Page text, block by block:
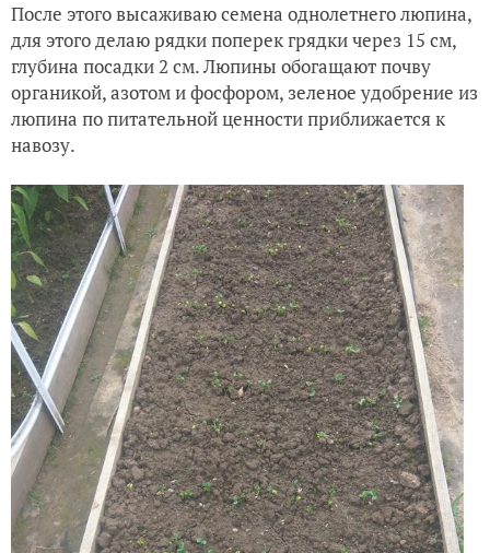
После этого высаживаю семена однолетнего люпина,
для этого делаю рядки поперек грядки через 15 см,
глубина посадки 2 см. Люпины обогащают почву
органикой, азотом и фосфором, зеленое удобрение из
люпина по питательной ценности приближается к
навозу.